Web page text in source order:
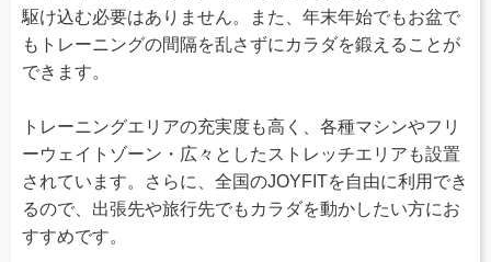
駆け込む必要はありません。また、年末年始でもお盆で
もトレーニングの間隔を乱さずにカラダを鍛えることが
できます。
トレーニングエリアの充実度も高く、各種マシンやフリ
ーウェイトゾーン・広々としたストレッチエリアも設置
されています。さらに、全国のJOYFITを自由に利用でき
るので、出張先や旅行先でもカラダを動かしたい方にお
すすめです。